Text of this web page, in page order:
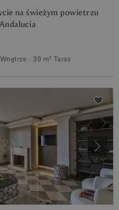
na świeżym powietrzu
Wnętrze 39 m² Taras